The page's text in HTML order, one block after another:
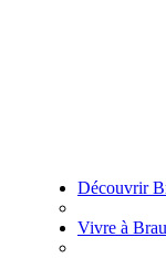
Découvrir
Vivre à